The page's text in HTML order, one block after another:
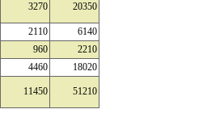
3270 20350
2110
6140
960
2210
4460 18020
11450 51210